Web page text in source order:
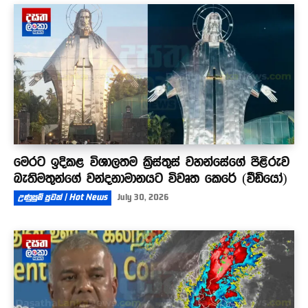
එනවා..ආපු ගංවතුරට අපේ ගෙවල් ගන්න දෙයක් නෑ
07:53
මෙරට ඉදිකළ විශාලතම ක්‍රිස්තුස් වහන්සේගේ පිළිරුව
බැතිමතුන්ගේ වන්දනාමානයට විවෘත කෙරේ (වීඩියෝ)
උණුසුම් පුවත් | Hot News July 30, 2026